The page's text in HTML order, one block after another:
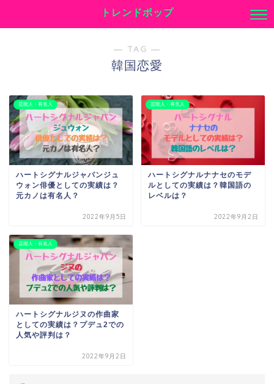
トレンドポップ
― TAG ―
韓国恋愛
芸能人・有名人
ハートシグナルジャパンジュ
ウォン俳優としての実績は？
元カノは有名人？
2022年9月5日
芸能人・有名人
ハートシグナルナナセのモデ
ルとしての実績は？韓国語の
レベルは？
2022年9月2日
芸能人・有名人
ハートシグナルジヌの作曲家
としての実績は？プデュ2での
人気や評判は？
2022年9月2日